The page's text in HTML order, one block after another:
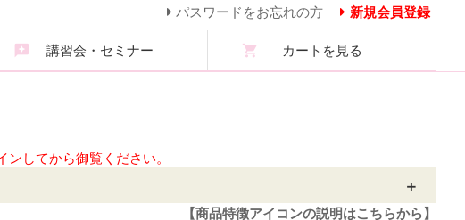
パスワードをお忘れの方 新規会員登録
家庭用美容機器・美顔器・家電
エステユニフォーム
エステ技術・講習商材
肌分析機・カウンセリング
講習会・セミナー カートを見る
してから御覧ください。
【商品特徴アイコンの説明はこちらから】